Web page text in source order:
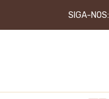
SIGA-NOS: